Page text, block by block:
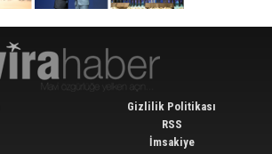
Gizlilik Politikası
RSS
İmsakiye